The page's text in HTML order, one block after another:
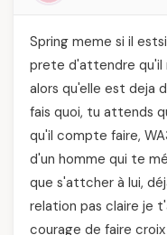
Spring meme si il
prete d'attendre qu'il
alors qu'elle est deja
fais quoi, tu attends
qu'il compte faire,
d'un homme qui te
que s'attcher à lui,
relation pas claire je
courage de faire